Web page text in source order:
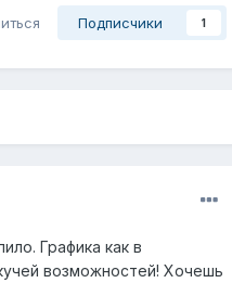
Подписчики 1
Графика как в
возможностей! Хочешь